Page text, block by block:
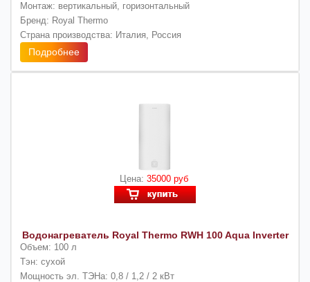
Монтаж: вертикальный, горизонтальный
Бренд: Royal Thermo
Страна производства: Италия, Россия
Подробнее
Цена: 35000 руб
Водонагреватель Royal Thermo RWH 100 Aqua Inverter
Объем: 100 л
Тэн: сухой
Мощность эл. ТЭНа: 0,8 / 1,2 / 2 кВт